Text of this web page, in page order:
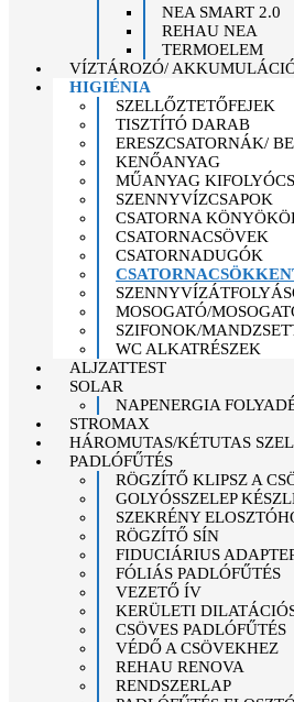
NEA SMART 2.0
REHAU NEA
TERMOELEM
VÍZTÁROZÓ/
HIGIÉNIA
SZELLŐZTETŐFEJEK
TISZTÍTÓ DARAB
ERESZCSATORNÁK/
KENŐANYAG
MŰANYAG
SZENNYVÍZCSAPOK
CSATORNA
CSATORNACSÖVEK
CSATORNADUGÓK
MOSOGATÓ/
SZIFONOK/
WC ALKATRÉSZEK
ALJZATTEST
SOLAR
NAPENERGIA
STROMAX
HÁROMUTAS/KÉTUTAS
PADLÓFŰTÉS
RÖGZÍTŐ KLIPSZ A
GOLYÓSSZELEP
SZEKRÉNY
RÖGZÍTŐ SÍN
FIDUCIÁRIUS
FÓLIÁS PADLÓFŰTÉS
VEZETŐ ÍV
KERÜLETI
CSÖVES PADLÓFŰTÉS
VÉDŐ A CSÖVEKHEZ
REHAU RENOVA
RENDSZERLAP